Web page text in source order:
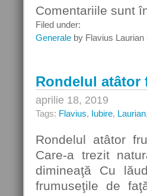
Comentariile sunt
Filed under:
Generale by Flavius Laurian
Rondelul atâtor
aprilie 18, 2019
Tags: Flavius, Iubire, Laurian,
Rondelul atâtor
Care-a trezit
dimineaţă Cu
frumuseţile de